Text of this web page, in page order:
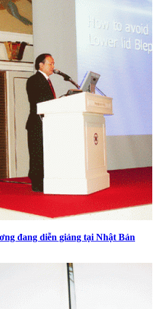
đang diễn giảng tại Nhật Bản